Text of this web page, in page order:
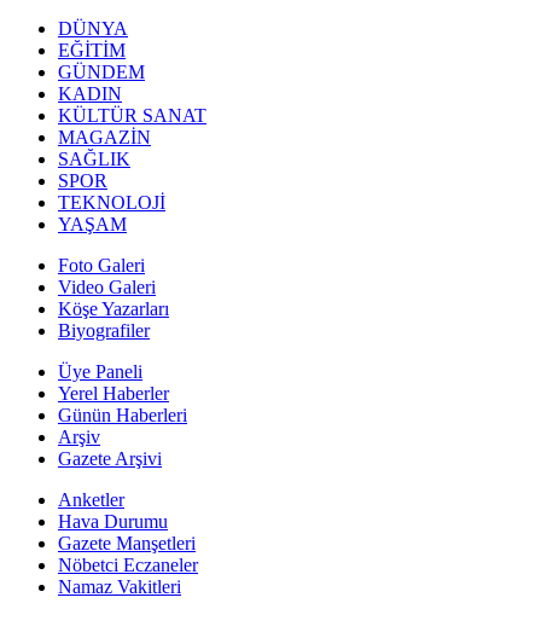
DÜNYA
EĞİTİM
GÜNDEM
KADIN
KÜLTÜR SANAT
MAGAZİN
SAĞLIK
SPOR
TEKNOLOJİ
YAŞAM
Foto Galeri
Video Galeri
Köşe Yazarları
Biyografiler
Üye Paneli
Yerel Haberler
Günün Haberleri
Arşiv
Gazete Arşivi
Anketler
Hava Durumu
Gazete Manşetleri
Nöbetci Eczaneler
Namaz Vakitleri